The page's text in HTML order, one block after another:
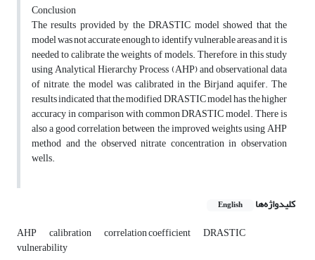
Conclusion
The results provided by the DRASTIC model showed that the
model was not accurate enough to identify vulnerable areas and it is
needed to calibrate the weights of models. Therefore, in this study
using Analytical Hierarchy Process (AHP) and observational data
of nitrate, the model was calibrated in the Birjand aquifer. The
results indicated that the modified DRASTIC model has the higher
accuracy in comparison with common DRASTIC model. There is
also a good correlation between the improved weights using AHP
method and the observed nitrate concentration in observation
wells.
کلیدواژه‌ها English
AHP calibration correlation coefficient DRASTIC
vulnerability